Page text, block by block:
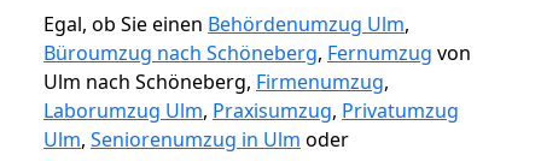
Egal, ob Sie einen Behördenumzug Ulm,
Büroumzug nach Schöneberg, Fernumzug von
Ulm nach Schöneberg, Firmenumzug,
Laborumzug Ulm, Praxisumzug, Privatumzug
Ulm, Seniorenumzug in Ulm oder